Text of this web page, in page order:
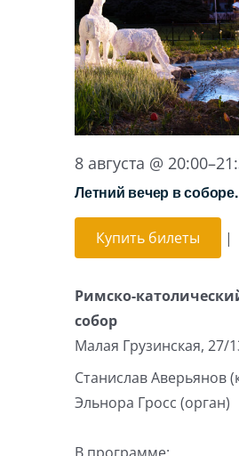
Игра на
8 августа @ 20:00–
Летний вечер в
Купить билеты |
Римско-
собор
Малая Грузинская, 27/
Станислав Аверьянов
Эльнора Гросс (орган)